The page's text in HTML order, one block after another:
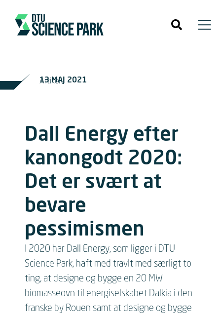
13 MAJ 2021
Artikel
Dall Energy efter
kanongodt 2020:
Det er svært at
bevare
pessimismen
I 2020 har Dall Energy, som ligger i DTU
Science Park, haft med travlt med særligt to
ting, at designe og bygge en 20 MW
biomasseovn til energiselskabet Dalkia i den
franske by Rouen samt at designe og bygge